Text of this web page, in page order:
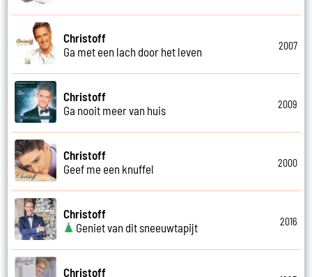
Christoff
Ga met een lach door het leven
2007
Christoff
Ga nooit meer van huis
2009
Christoff
Geef me een knuffel
2000
Christoff
Geniet van dit sneeuwtapijt
2016
Christoff